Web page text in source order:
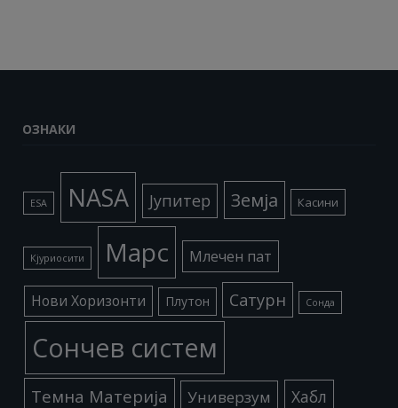
ОЗНАКИ
ESA NASA Јупитер Земја Касини
Кјуриосити Марс Млечен пат
Нови Хоризонти Плутон Сатурн Сонда
Сончев систем
Темна Материја Универзум Хабл